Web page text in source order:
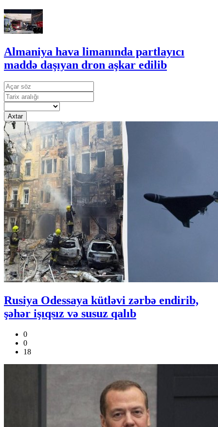
Almaniya hava limanında partlayıcı
maddə daşıyan dron aşkar edilib
Axtar
Rusiya Odessaya kütləvi zərbə endirib,
şəhər işıqsız və susuz qalıb
0
0
18